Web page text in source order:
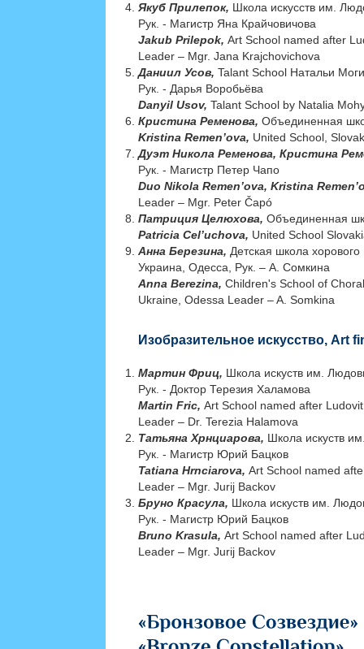
Якуб Прилепок, Школа искусств им.
Рук. - Магистр Яна Крайчовичова
Jakub Prilepok, Art School named after
Leader – Mgr. Jana Krajchovichova
Даниил Усов, Talant School Натальи
Рук. - Дарья Воробьёва
Danyil Usov, Talant School by Natalia
Кристина Ременова, Объединенная
Kristina Remen’ova, United School,
Дуэт Никола Ременова, Кристина
Рук. - Магистр Петер Чапо
Duo Nikola Remen’ova, Kristina
Leader – Mgr. Peter Čapó
Патриция Целюхова, Объединенная
Patricia Cel’uchova, United School
Анна Березина, Детская школа
Украина, Одесса, Рук. – А. Сомкина
Anna Berezina, Children's School of
Ukraine, Odessa Leader – A. Somkina
Изобразительное искусство, Art
Мартин Фриц, Школа искуств им.
Рук. - Доктор Терезия Халамова
Martin Fric, Art School named after
Leader – Dr. Terezia Halamova
Татьяна Хрнциарова, Школа искуств
Рук. - Магистр Юрий Бацков
Tatiana Hrnciarova, Art School named
Leader – Mgr. Jurij Backov
Бруно Красула, Школа искуств им.
Рук. - Магистр Юрий Бацков
Bruno Krasula, Art School named after
Leader – Mgr. Jurij Backov